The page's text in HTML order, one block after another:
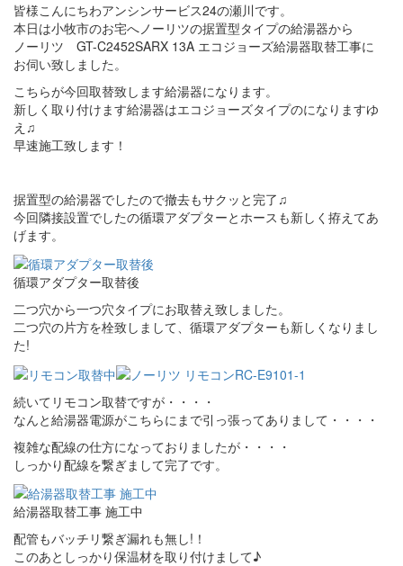
皆様こんにちわアンシンサービス24の瀬川です。
本日は小牧市のお宅へノーリツの据置型タイプの給湯器から
ノーリツ GT-C2452SARX 13A エコジョーズ給湯器取替工事に
お伺い致しました。
こちらが今回取替致します給湯器になります。
新しく取り付けます給湯器はエコジョーズタイプのになりますゆ
え♫
早速施工致します！
据置型の給湯器でしたので撤去もサクッと完了♫
今回隣接設置でしたの循環アダプターとホースも新しく拵えてあ
げます。
循環アダプター取替後
二つ穴から一つ穴タイプにお取替え致しました。
二つ穴の片方を栓致しまして、循環アダプターも新しくなりまし
た!
続いてリモコン取替ですが・・・・
なんと給湯器電源がこちらにまで引っ張ってありまして・・・・
複雑な配線の仕方になっておりましたが・・・・
しっかり配線を繋ぎまして完了です。
給湯器取替工事 施工中
配管もバッチリ繋ぎ漏れも無し!！
このあとしっかり保温材を取り付けまして♪